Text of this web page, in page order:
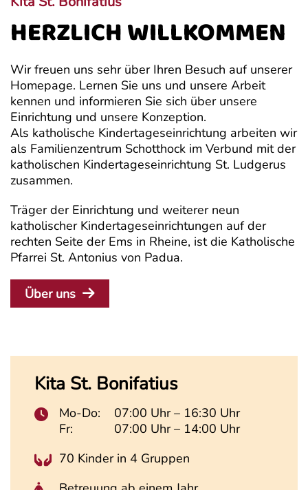
HERZLICH WILLKOMMEN
Wir freuen uns sehr über Ihren Besuch auf unserer
Homepage. Lernen Sie uns und unsere Arbeit
kennen und informieren Sie sich über unsere
Einrichtung und unsere Konzeption.
Als katholische Kindertageseinrichtung arbeiten wir
als Familienzentrum Schotthock im Verbund mit der
katholischen Kindertageseinrichtung St. Ludgerus
zusammen.
Träger der Einrichtung und weiterer neun
katholischer Kindertageseinrichtungen auf der
rechten Seite der Ems in Rheine, ist die Katholische
Pfarrei St. Antonius von Padua.
Über uns
Kita St. Bonifatius
Mo-Do:
07:00 Uhr – 16:30 Uhr
Fr:
07:00 Uhr – 14:00 Uhr
70 Kinder in 4 Gruppen